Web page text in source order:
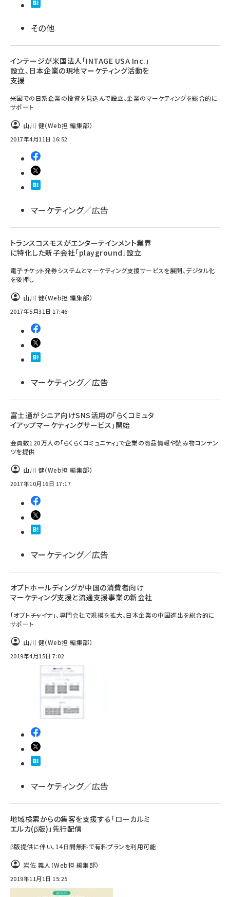
その他
インテージが米国法人「INTAGE USA Inc.」
設立、日本企業の現地マーケティング活動を
支援
米国での日系企業の投資を見込んで設立、企業のマーケティングを総合的に
サポート
山川 健（Web担 編集部）
2017年4月11日 16:52
マーケティング／広告
トランスコスモスがエンターテインメント業界
に特化した新子会社「playground」設立
電子チケット発券システムとマーケティング支援サービスを展開、デジタル化
を後押し
山川 健（Web担 編集部）
2017年5月31日 17:46
マーケティング／広告
富士通がシニア向けSNS活用の「らくコミュタ
イアップマーケティングサービス」開始
会員数120万人の「らくらくコミュニティ」で企業の商品情報や読み物コンテン
ツを提供
山川 健（Web担 編集部）
2017年10月16日 17:17
マーケティング／広告
オプトホールディングが中国の消費者向け
マーケティング支援と流通支援事業の新会社
「オプトチャイナ」、専門会社で規模を拡大、日本企業の中国進出を総合的に
サポート
山川 健（Web担 編集部）
2019年4月15日 7:02
マーケティング／広告
地域検索からの集客を支援する「ローカルミ
エルカ(β版)」先行配信
β版提供に伴い、14日間無料で有料プランを利用可能
岩佐 義人（Web担 編集部）
2019年11月1日 15:25